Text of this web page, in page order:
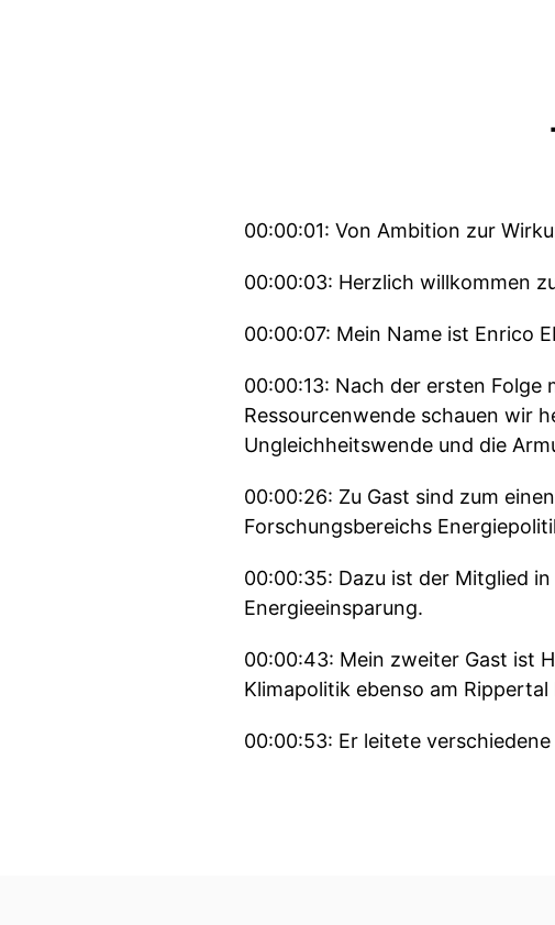
00:00:01: Von Ambition zur
00:00:03: Herzlich willkommen
00:00:07: Mein Name ist Enrico
00:00:13: Nach der ersten Folge
Ressourcenwende schauen wir
Ungleichheitswende und die
00:00:26: Zu Gast sind zum
Forschungsbereichs
00:00:35: Dazu ist der Mitglied
Energieeinsparung.
00:00:43: Mein zweiter Gast ist
Klimapolitik ebenso am
00:00:53: Er leitete